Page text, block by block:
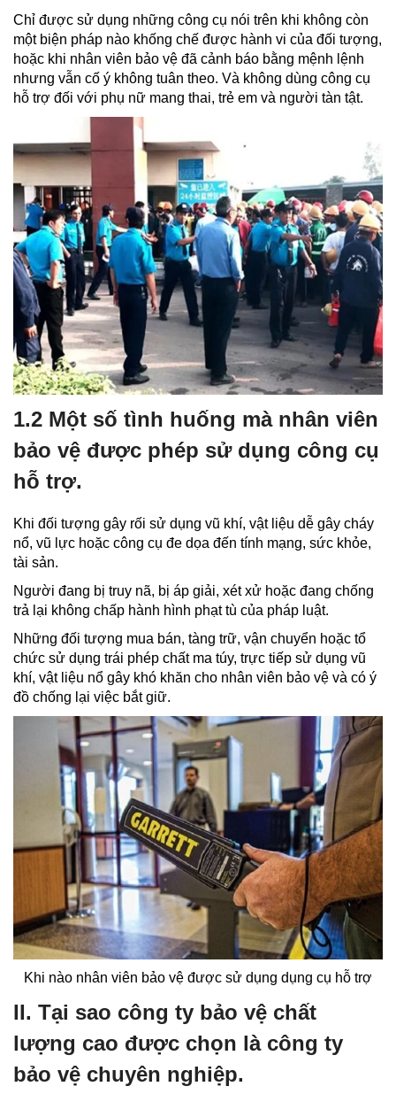
Chỉ được sử dụng những công cụ nói trên khi không còn
một biện pháp nào khống chế được hành vi của đối tượng,
hoặc khi nhân viên bảo vệ đã cảnh báo bằng mệnh lệnh
nhưng vẫn cố ý không tuân theo. Và không dùng công cụ
hỗ trợ đối với phụ nữ mang thai, trẻ em và người tàn tật.
1.2 Một số tình huống mà nhân viên
bảo vệ được phép sử dụng công cụ
hỗ trợ.
Khi đối tượng gây rối sử dụng vũ khí, vật liệu dễ gây cháy
nổ, vũ lực hoặc công cụ đe dọa đến tính mạng, sức khỏe,
tài sản.
Người đang bị truy nã, bị áp giải, xét xử hoặc đang chống
trả lại không chấp hành hình phạt tù của pháp luật.
Những đối tượng mua bán, tàng trữ, vận chuyển hoặc tổ
chức sử dụng trái phép chất ma túy, trực tiếp sử dụng vũ
khí, vật liệu nổ gây khó khăn cho nhân viên bảo vệ và có ý
đồ chống lại việc bắt giữ.
Khi nào nhân viên bảo vệ được sử dụng dụng cụ hỗ trợ
II. Tại sao công ty bảo vệ chất
lượng cao được chọn là công ty
bảo vệ chuyên nghiệp.